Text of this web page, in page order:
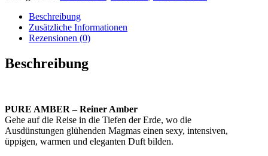
Beschreibung
Zusätzliche Informationen
Rezensionen (0)
Beschreibung
PURE AMBER – Reiner Amber
Gehe auf die Reise in die Tiefen der Erde, wo die
Ausdünstungen glühenden Magmas einen sexy, intensiven,
üppigen, warmen und eleganten Duft bilden.